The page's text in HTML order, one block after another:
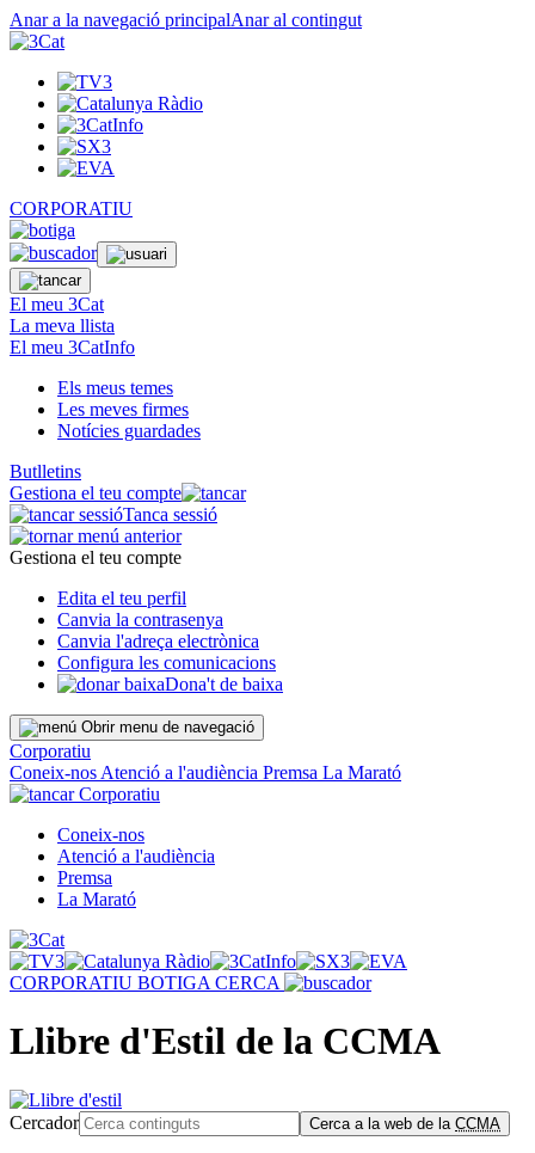
Anar a la navegació principalAnar al contingut
CORPORATIU
El meu 3Cat
La meva llista
El meu 3CatInfo
Els meus temes
Les meves firmes
Notícies guardades
Butlletins
Gestiona el teu compte
Tanca sessió
Gestiona el teu compte
Edita el teu perfil
Canvia la contrasenya
Canvia l'adreça electrònica
Configura les comunicacions
Dona't de baixa
Obrir menu de navegació
Corporatiu
Coneix-nos Atenció a l'audiència Premsa La Marató
Corporatiu
Coneix-nos
Atenció a l'audiència
Premsa
La Marató
CORPORATIU BOTIGA CERCA
Llibre d'Estil de la CCMA
Cercador Cerca a la web de la CCMA